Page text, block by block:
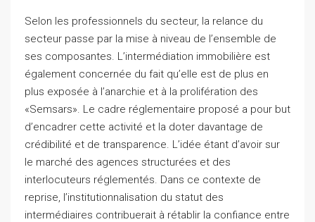
Selon les professionnels du secteur, la relance du
secteur passe par la mise à niveau de l’ensemble de
ses composantes. L’intermédiation immobilière est
également concernée du fait qu’elle est de plus en
plus exposée à l’anarchie et à la prolifération des
«Semsars». Le cadre réglementaire proposé a pour but
d’encadrer cette activité et la doter davantage de
crédibilité et de transparence. L’idée étant d’avoir sur
le marché des agences structurées et des
interlocuteurs réglementés. Dans ce contexte de
reprise, l’institutionnalisation du statut des
intermédiaires contribuerait à rétablir la confiance entre